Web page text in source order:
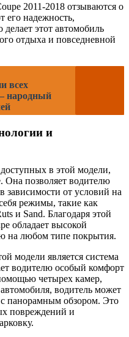
2011-2018 отзываются о
его надежность,
делает этот автомобиль
отдыха и повседневной
всех
народный
и
в этой модели,
Она позволяет водителю
зависимости от условий на
режимы, такие как
и Sand. Благодаря этой
обладает высокой
на любом типе покрытия.
модели является система
водителю особый комфорт
четырех камер,
водитель может
панорамным обзором. Это
повреждений и